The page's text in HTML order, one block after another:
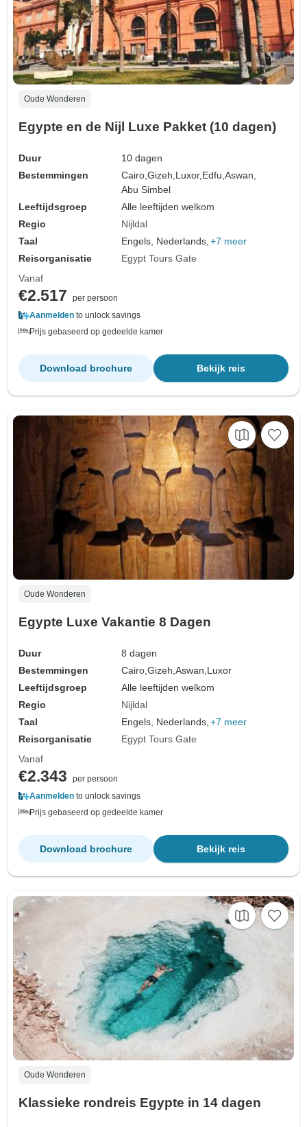
Oude Wonderen
Egypte en de Nijl Luxe Pakket (10 dagen)
Duur
10 dagen
Bestemmingen
Cairo,Gizeh, Luxor, Edfu,Aswan,
Abu Simbel
Leeftijdsgroep
Alle leeftijden welkom
Regio
Nijldal
Taal
Engels, Nederlands, +7 meer
Reisorganisatie
Egypt Tours Gate
Vanaf
€2.517
per persoon
Aanmelden to unlock savings
Prijs gebaseerd op gedeelde kamer
Bekijk reis
Download brochure
Oude Wonderen
Egypte Luxe Vakantie 8 Dagen
Duur
8 dagen
Bestemmingen
Cairo,Gizeh,Aswan, Luxor
Leeftijdsgroep
Alle leeftijden welkom
Regio
Nijldal
Taal
Engels, Nederlands, +7 meer
Reisorganisatie
Egypt Tours Gate
Vanaf
€2.343
per persoon
Aanmelden to unlock savings
Prijs gebaseerd op gedeelde kamer
Bekijk reis
Download brochure
Oude Wonderen
Klassieke rondreis Egypte in 14 dagen